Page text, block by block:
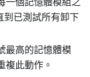
一個記憶體模組之
到已測試所有卸下
最高的記憶體模
複此動作。